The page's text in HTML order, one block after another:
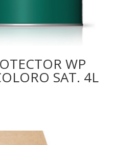
WP
SAT. 4L